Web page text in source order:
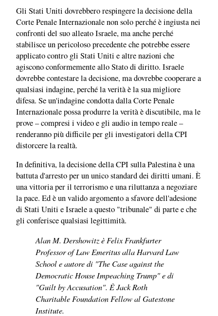
Gli Stati Uniti dovrebbero respingere la decisione della
Corte Penale Internazionale non solo perché è ingiusta nei
confronti del suo alleato Israele, ma anche perché
stabilisce un pericoloso precedente che potrebbe essere
applicato contro gli Stati Uniti e altre nazioni che
agiscono conformemente allo Stato di diritto. Israele
dovrebbe contestare la decisione, ma dovrebbe cooperare a
qualsiasi indagine, perché la verità è la sua migliore
difesa. Se un'indagine condotta dalla Corte Penale
Internazionale possa produrre la verità è discutibile, ma le
prove – compresi i video e gli audio in tempo reale –
renderanno più difficile per gli investigatori della CPI
distorcere la realtà.
In definitiva, la decisione della CPI sulla Palestina è una
battuta d'arresto per un unico standard dei diritti umani. È
una vittoria per il terrorismo e una riluttanza a negoziare
la pace. Ed è un valido argomento a sfavore dell'adesione
di Stati Uniti e Israele a questo "tribunale" di parte e che
gli conferisce qualsiasi legittimità.
Alan M. Dershowitz è Felix Frankfurter
Professor of Law Emeritus alla Harvard Law
School e autore di "The Case against the
Democratic House Impeaching Trump" e di
"Guilt by Accusation". È Jack Roth
Charitable Foundation Fellow al Gatestone
Institute.